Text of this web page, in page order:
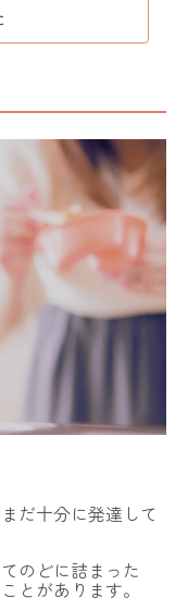
だ十分に発達して
のどに詰まった
とがあります。